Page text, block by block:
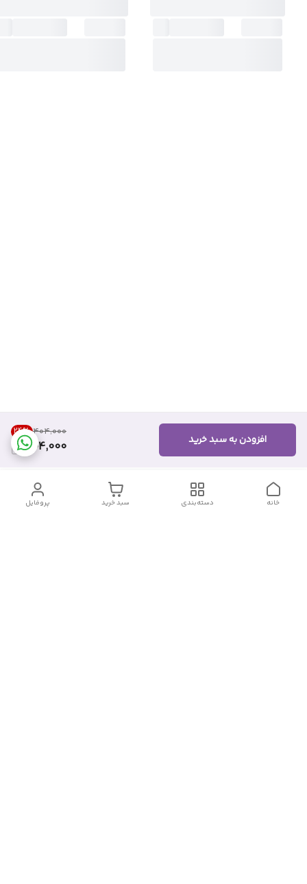
۴۰۴٬۰۰۰ 24%
304,000 افزودن به سبد خرید
پروفایل سبد خرید دسته‌بندی خانه